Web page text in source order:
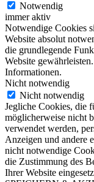
Notwendig
immer aktiv
Notwendige Cookies
Website absolut
die grundlegende
Website
Informationen.
Nicht notwendig
Nicht notwendig
Jegliche Cookies, die
möglicherweise nicht
verwendet werden,
Anzeigen und andere
nicht notwendige
die Zustimmung des
Ihrer Website